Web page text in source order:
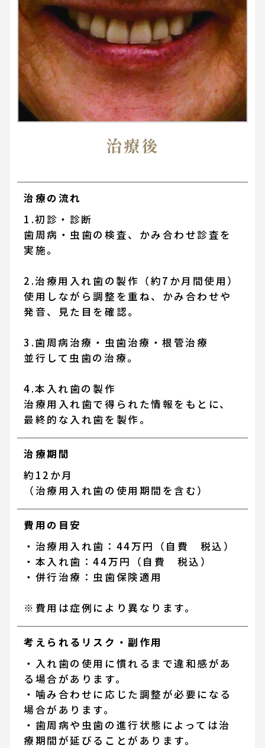
治療後
治療の流れ
1.初診・診断
歯周病・虫歯の検査、かみ合わせ診査を
実施。
2.治療用入れ歯の製作（約7か月間使用）
使用しながら調整を重ね、かみ合わせや
発音、見た目を確認。
3.歯周病治療・虫歯治療・根管治療
並行して虫歯の治療。
4.本入れ歯の製作
治療用入れ歯で得られた情報をもとに、
最終的な入れ歯を製作。
治療期間
約12か月
（治療用入れ歯の使用期間を含む）
費用の目安
・治療用入れ歯：44万円（自費 税込）
・本入れ歯：44万円（自費 税込）
・併行治療：虫歯保険適用
※費用は症例により異なります。
考えられるリスク・副作用
・入れ歯の使用に慣れるまで違和感があ
る場合があります。
・噛み合わせに応じた調整が必要になる
場合があります。
・歯周病や虫歯の進行状態によっては治
療期間が延びることがあります。